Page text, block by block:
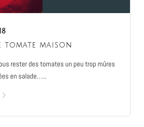
maison
rester des tomates un peu trop mûres
en salade…...